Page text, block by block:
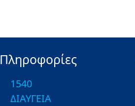
Πληροφορίες
1540
ΔΙΑΥΓΕΙΑ